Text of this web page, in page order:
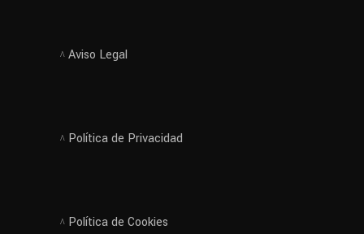
Aviso Legal
Política de Privacidad
Política de Cookies